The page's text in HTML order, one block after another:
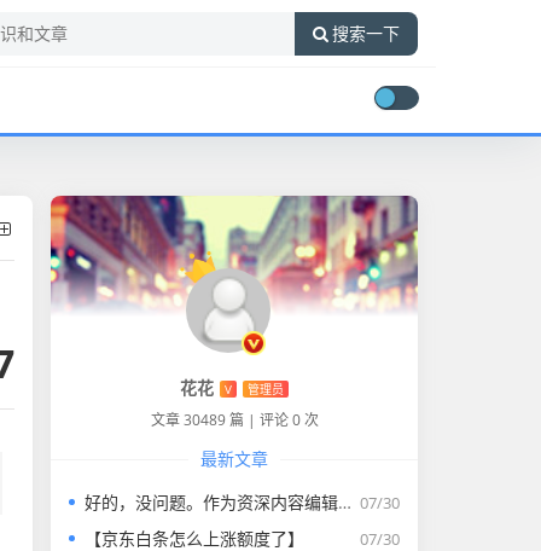
搜索一下
花花 V 管理员
文章 30489 篇 | 评论 0 次
最新文章
07/30
好的，没问题。作为资深内容编辑，我将为您打造一篇符合要求的专业教程文章。
07/30
【京东白条怎么上涨额度了】